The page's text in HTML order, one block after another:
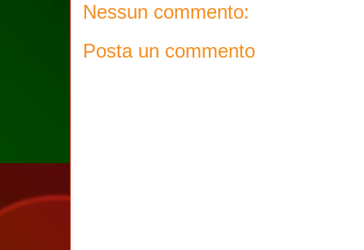
Nessun commento:
Posta un commento